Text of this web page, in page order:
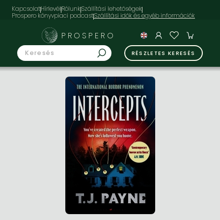
KapcsolatHírlevélRólunkSzállítási lehetőségek
Prospero könyvpiaci podcast
PROSPERO
RÉSZLETES KERESÉS